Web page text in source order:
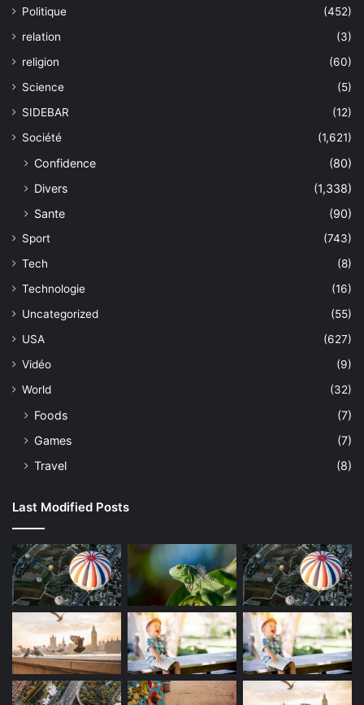
Politique
(452)
relation
(3)
religion
(60)
Science
(5)
SIDEBAR
(12)
Société
(1,621)
Confidence
(80)
Divers
(1,338)
Sante
(90)
Sport
(743)
Tech
(8)
Technologie
(16)
Uncategorized
(55)
USA
(627)
Vidéo
(9)
World
(32)
Foods
(7)
Games
(7)
Travel
(8)
Last Modified Posts